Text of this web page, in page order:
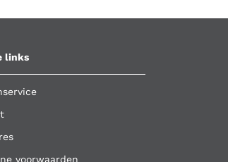
links
voorwaarden